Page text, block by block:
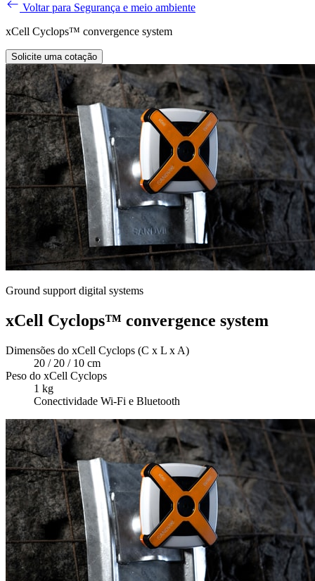
Voltar para Segurança e meio ambiente
xCell Cyclops™ convergence system
Solicite uma cotação
Ground support digital systems
xCell Cyclops™ convergence system
Dimensões do xCell Cyclops (C x L x A)
20 / 20 / 10 cm
Peso do xCell Cyclops
1 kg
Conectividade Wi-Fi e Bluetooth